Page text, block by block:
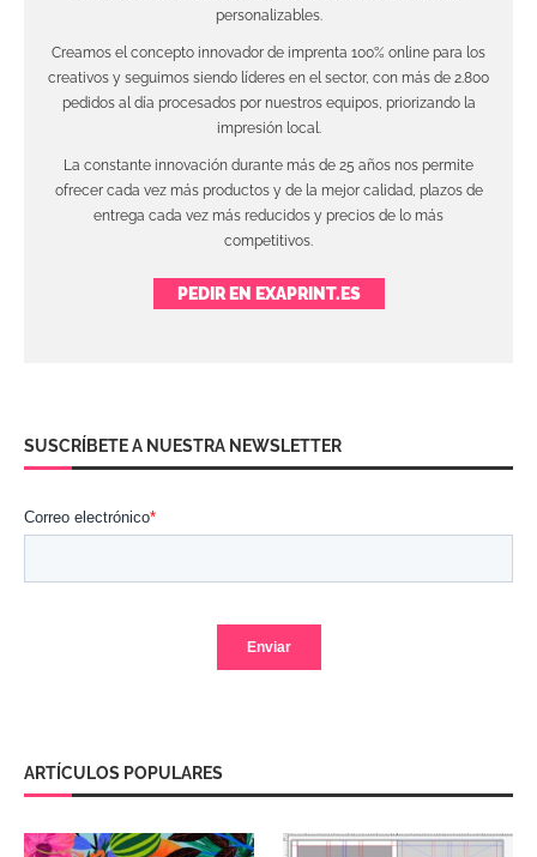
personalizables.
Creamos el concepto innovador de imprenta 100% online para los
creativos y seguimos siendo líderes en el sector, con más de 2.800
pedidos al día procesados por nuestros equipos, priorizando la
impresión local.
La constante innovación durante más de 25 años nos permite
ofrecer cada vez más productos y de la mejor calidad, plazos de
entrega cada vez más reducidos y precios de lo más
competitivos.
PEDIR EN EXAPRINT.ES
SUSCRÍBETE A NUESTRA NEWSLETTER
ARTÍCULOS POPULARES